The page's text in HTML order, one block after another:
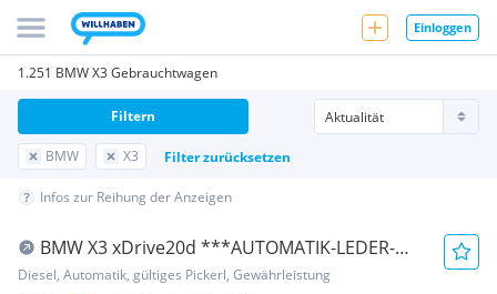
Einloggen
1.251 BMW X3 Gebrauchtwagen
BMW X3 Filter zurücksetzen
Filtern
Infos zur Reihung der Anzeigen
BMW X3 xDrive20d ***AUTOMATIK-LEDER-
TEMPOMAT-PDC***...
Diesel, Automatik, gültiges Pickerl, Gewährleistung